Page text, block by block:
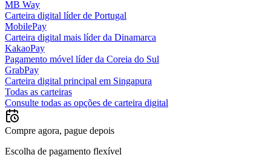
MB Way
Carteira digital líder de Portugal
MobilePay
Carteira digital mais líder da Dinamarca
KakaoPay
Pagamento móvel líder da Coreia do Sul
GrabPay
Carteira digital principal em Singapura
Todas as carteiras
Consulte todas as opções de carteira digital
Compre agora, pague depois
Escolha de pagamento flexível